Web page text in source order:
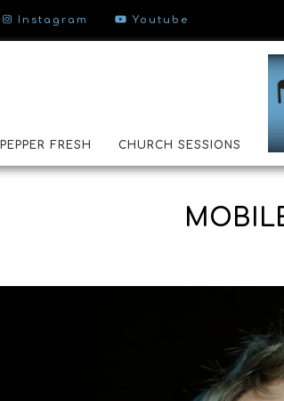
Instagram Youtube
PEPPER FRESH CHURCH SESSIONS